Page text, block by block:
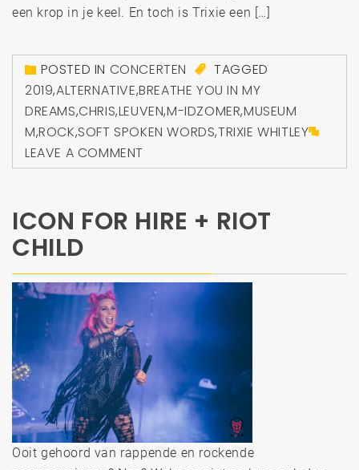
een krop in je keel. En toch is Trixie een […]
POSTED IN CONCERTEN
TAGGED
2019,ALTERNATIVE,BREATHE YOU IN MY
DREAMS,CHRIS,LEUVEN,M-IDZOMER,MUSEUM
M,ROCK,SOFT SPOKEN WORDS,TRIXIE WHITLEY
LEAVE A COMMENT
ICON FOR HIRE + RIOT
CHILD
Ooit gehoord van rappende en rockende